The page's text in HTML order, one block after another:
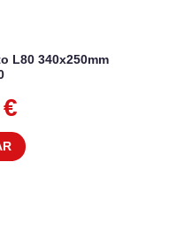
L80 340x250mm
€